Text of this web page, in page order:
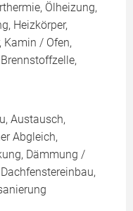
Ölheizung,
Heizkörper,
Kamin / Ofen,
Austausch,
Abgleich,
Dämmung /